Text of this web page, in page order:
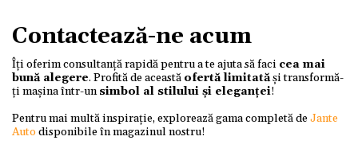
Contactează-ne acum
Îți oferim consultanță rapidă pentru a te ajuta să faci cea mai
bună alegere. Profită de această ofertă limitatăși transformă-
ți mașina într-unsimbol al stilului și eleganței!
Pentru mai multă inspirație, explorează gama completă deJante
Autodisponibile în magazinul nostru!